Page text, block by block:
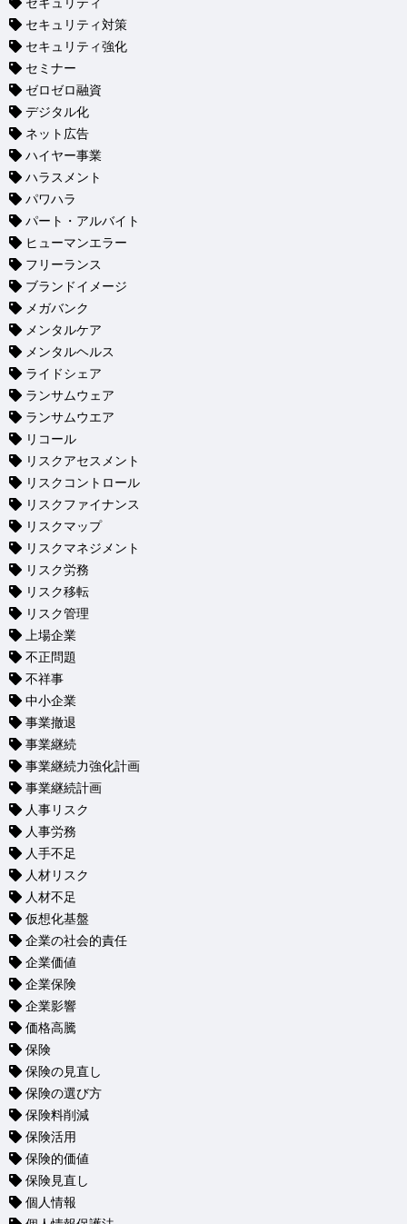
セキュリティ対策
セキュリティ強化
セミナー
ゼロゼロ融資
デジタル化
ネット広告
ハイヤー事業
ハラスメント
パワハラ
パート・アルバイト
ヒューマンエラー
フリーランス
ブランドイメージ
メガバンク
メンタルケア
メンタルヘルス
ライドシェア
ランサムウェア
ランサムウエア
リコール
リスクアセスメント
リスクコントロール
リスクファイナンス
リスクマップ
リスクマネジメント
リスク労務
リスク移転
リスク管理
上場企業
不正問題
不祥事
中小企業
事業撤退
事業継続
事業継続力強化計画
事業継続計画
人事リスク
人事労務
人手不足
人材リスク
人材不足
仮想化基盤
企業の社会的責任
企業価値
企業保険
企業影響
価格高騰
保険
保険の見直し
保険の選び方
保険料削減
保険活用
保険的価値
保険見直し
個人情報